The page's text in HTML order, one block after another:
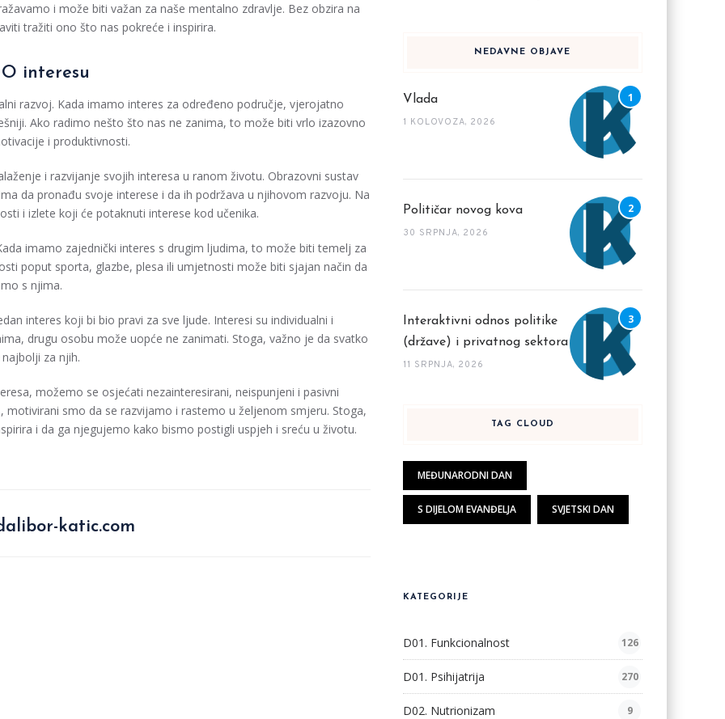
i može biti važan za naše mentalno zdravlje. Bez obzira na
tražiti ono što nas pokreće i inspirira.
O interesu
razvoj. Kada imamo interes za određeno područje, vjerojatno
Ako radimo nešto što nas ne zanima, to može biti vrlo izazovno
i produktivnosti.
i razvijanje svojih interesa u ranom životu. Obrazovni sustav
da pronađu svoje interese i da ih podržava u njihovom razvoju. Na
i izlete koji će potaknuti interese kod učenika.
imamo zajednički interes s drugim ljudima, to može biti temelj za
poput sporta, glazbe, plesa ili umjetnosti može biti sjajan način da
s njima.
interes koji bi bio pravi za sve ljude. Interesi su individualni i
drugu osobu može uopće ne zanimati. Stoga, važno je da svatko
za njih.
možemo se osjećati nezainteresirani, neispunjeni i pasivni
smo da se razvijamo i rastemo u željenom smjeru. Stoga,
i da ga njegujemo kako bismo postigli uspjeh i sreću u životu.
katic.com
NEDAVNE OBJAVE
Vlada
1 KOLOVOZA, 2026
Političar novog kova
30 SRPNJA, 2026
Interaktivni odnos politike
(države) i privatnog sektora
11 SRPNJA, 2026
TAG CLOUD
MEĐUNARODNI DAN
S DIJELOM EVANĐELJA SVJETSKI DAN
KATEGORIJE
D01. Funkcionalnost 126
D01. Psihijatrija 270
D02. Nutrionizam 9